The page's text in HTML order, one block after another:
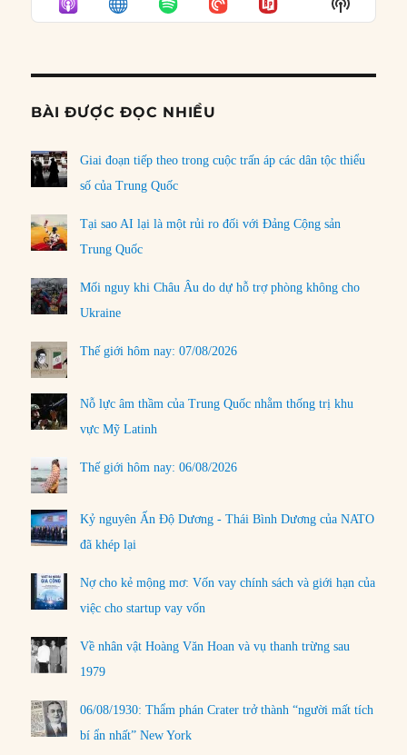
LIST
Podcast
BÀI ĐƯỢC ĐỌC NHIỀU
Giai đoạn tiếp theo trong cuộc trấn áp các dân tộc thiểu
số của Trung Quốc
Tại sao AI lại là một rủi ro đối với Đảng Cộng sản
Trung Quốc
Mối nguy khi Châu Âu do dự hỗ trợ phòng không cho
Ukraine
Thế giới hôm nay: 07/08/2026
Nỗ lực âm thầm của Trung Quốc nhằm thống trị khu
vực Mỹ Latinh
Thế giới hôm nay: 06/08/2026
Kỷ nguyên Ấn Độ Dương - Thái Bình Dương của NATO
đã khép lại
Nợ cho kẻ mộng mơ: Vốn vay chính sách và giới hạn của
việc cho startup vay vốn
Về nhân vật Hoàng Văn Hoan và vụ thanh trừng sau
1979
06/08/1930: Thẩm phán Crater trở thành “người mất tích
bí ẩn nhất” New York